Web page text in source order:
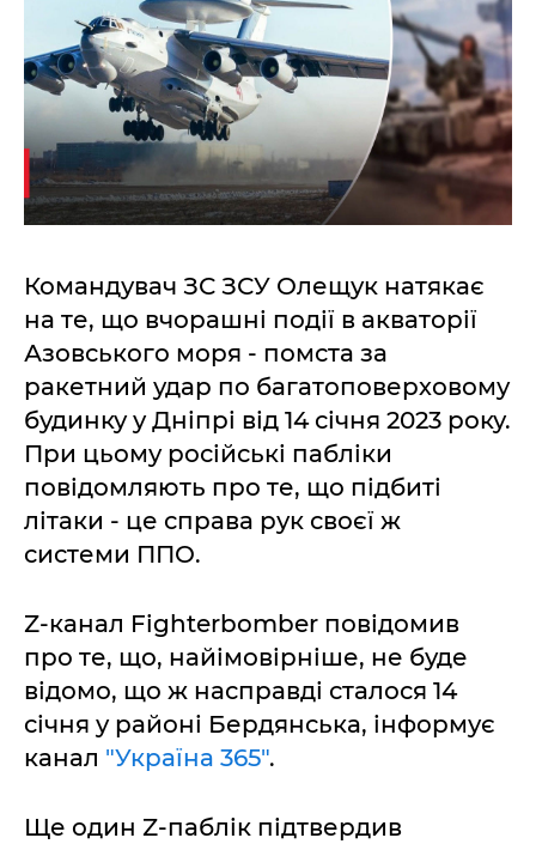
Командувач ЗС ЗСУ Олещук натякає
на те, що вчорашні події в акваторії
Азовського моря - помста за
ракетний удар по багатоповерховому
будинку у Дніпрі від 14 січня 2023 року.
При цьому російські пабліки
повідомляють про те, що підбиті
літаки - це справа рук своєї ж
системи ППО.
Z-канал Fighterbomber повідомив
про те, що, найімовірніше, не буде
відомо, що ж насправді сталося 14
січня у районі Бердянська, інформує
канал "Україна 365".
Ще один Z-паблік підтвердив